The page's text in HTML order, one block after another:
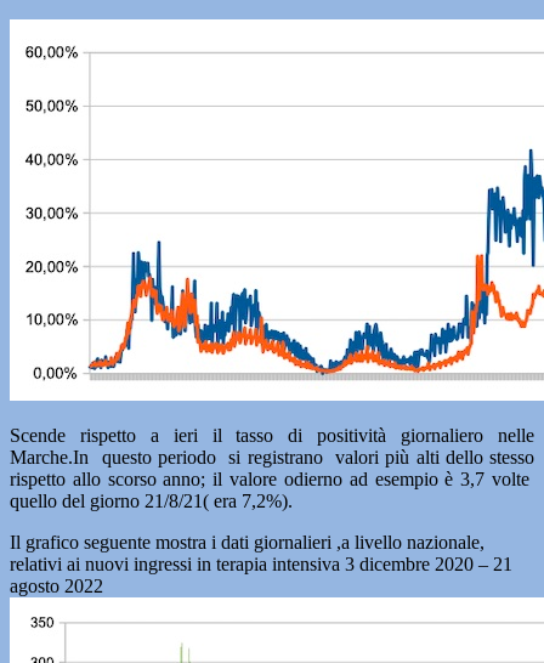
Scende rispetto a ieri il tasso di positività giornaliero nelle
Marche.In questo periodo si registrano valori più alti dello stesso
rispetto allo scorso anno; il valore odierno ad esempio è 3,7 volte
quello del giorno 21/8/21( era 7,2%).
Il grafico seguente mostra i dati giornalieri ,a livello nazionale,
relativi ai nuovi ingressi in terapia intensiva 3 dicembre 2020 – 21
agosto 2022